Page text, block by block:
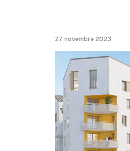
27 novembre 2023